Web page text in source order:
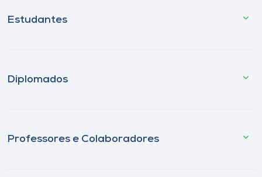
Estudantes
Diplomados
Professores e Colaboradores